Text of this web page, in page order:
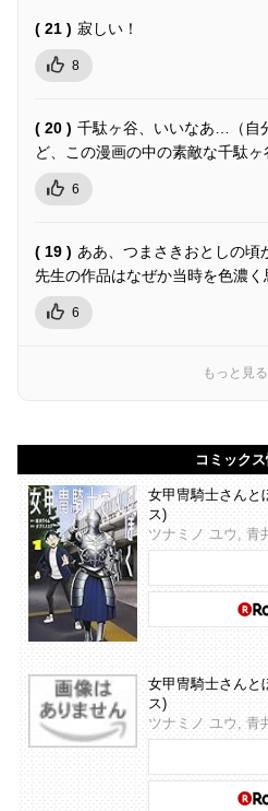
( 21 ) 寂しい！
8
( 20 ) 千駄ヶ谷、いいなあ…（自
ど、この漫画の中の素敵な千駄ヶ
6
( 19 ) ああ、つまさきおとしの頃
先生の作品はなぜか当時を色濃
6
もっと見る
コミック
女甲冑騎士さんと
ス)
ツナミノ ユウ, 青
女甲冑騎士さんと
ス)
ツナミノ ユウ, 青